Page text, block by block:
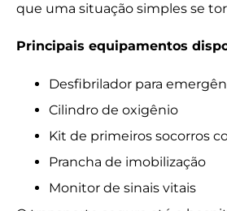
que uma situação simples se
Principais equipamentos
Desfibrilador para
Cilindro de oxigênio
Kit de primeiros socorros
Prancha de imobilização
Monitor de sinais vitais